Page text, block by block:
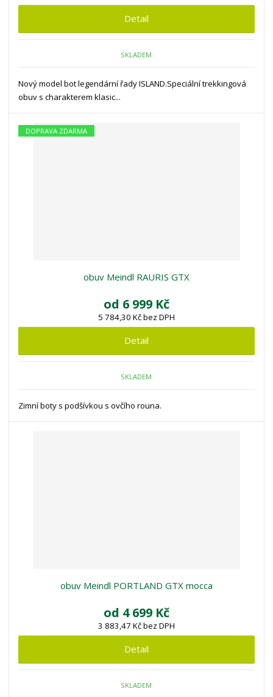
Detail
SKLADEM
Nový model bot legendární řady ISLAND.Speciální trekkingová
obuv s charakterem klasic...
DOPRAVA ZDARMA
obuv Meindl RAURIS GTX
od 6 999 Kč
5 784,30 Kč bez DPH
Detail
SKLADEM
Zimní boty s podšívkou s ovčího rouna.
obuv Meindl PORTLAND GTX mocca
od 4 699 Kč
3 883,47 Kč bez DPH
Detail
SKLADEM